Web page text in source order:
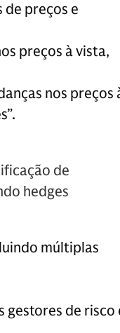
de preços e
preços à vista,
nos preços
de
hedges
múltiplas
gestores de risco